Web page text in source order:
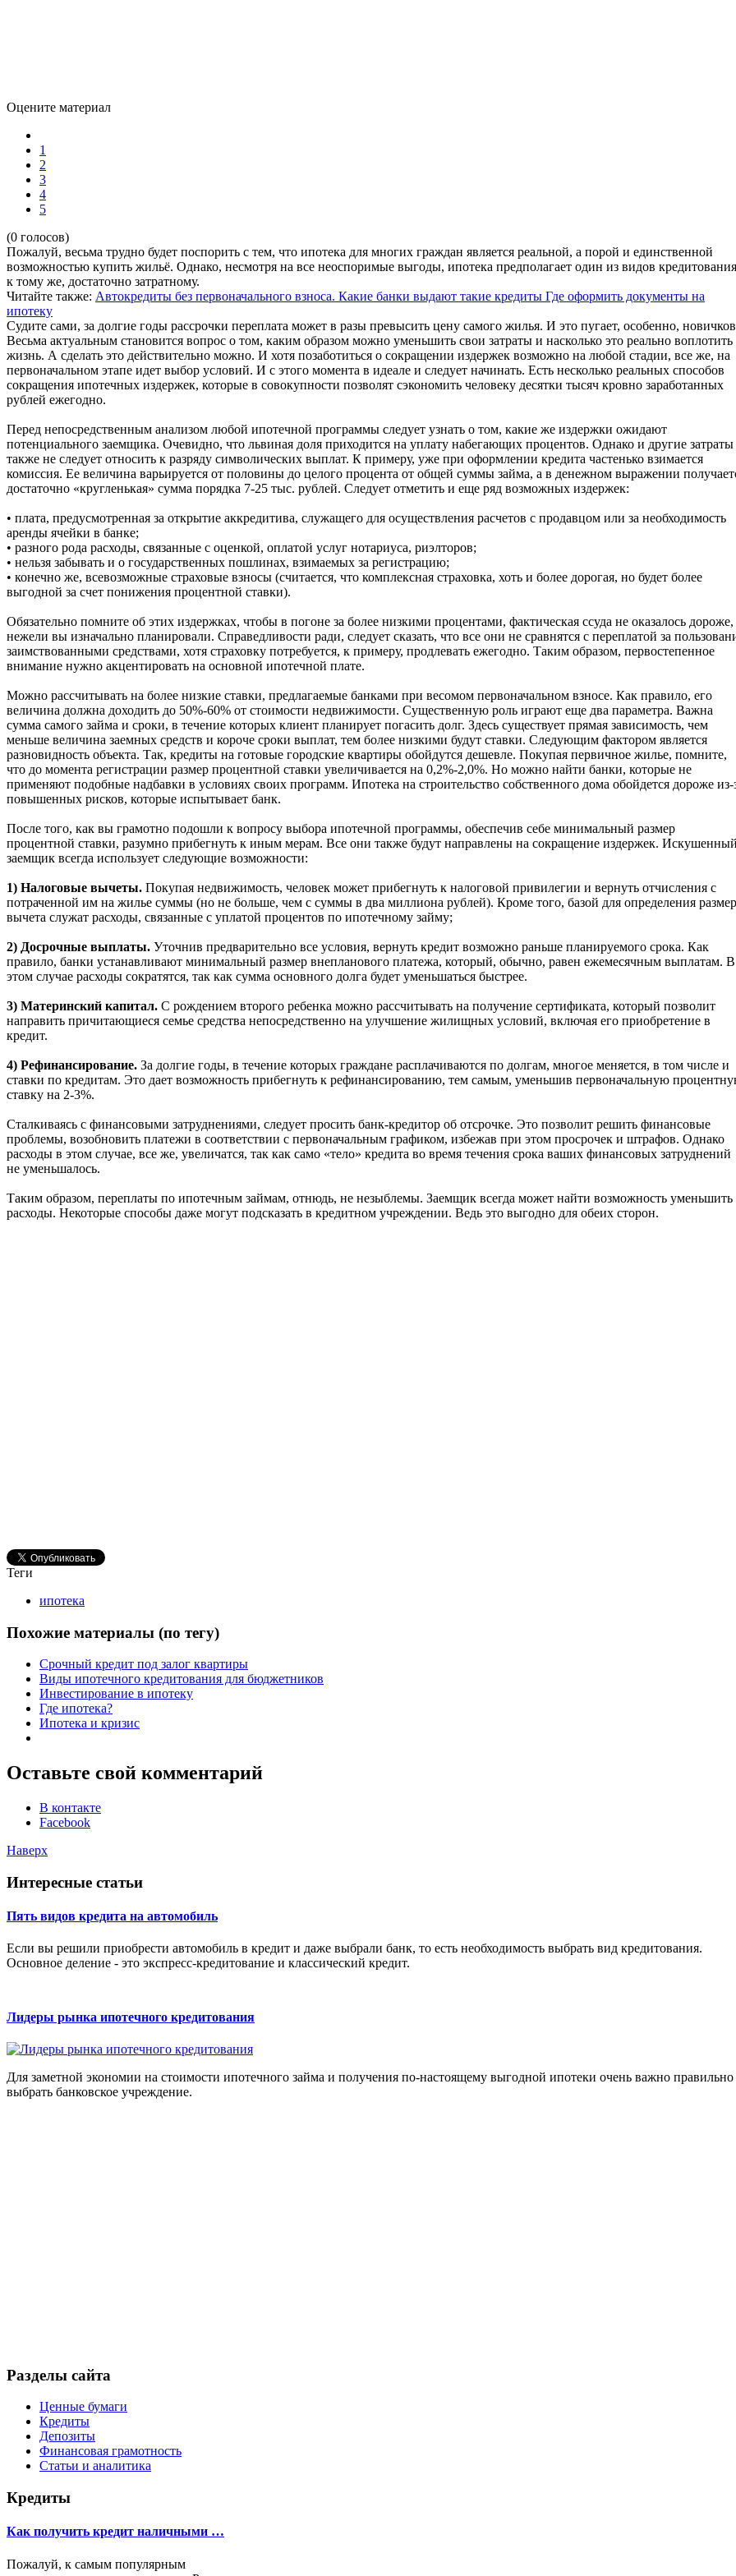
Оцените материал
1
2
3
4
5
(0 голосов)
Пожалуй, весьма трудно будет поспорить с тем, что ипотека для многих граждан является реальной, а порой и единственной
возможностью купить жильё. Однако, несмотря на все неоспоримые выгоды, ипотека предполагает один из видов
к тому же, достаточно затратному.
Читайте также: Автокредиты без первоначального взноса. Какие банки выдают такие кредиты Где оформить документы на
ипотеку
Судите сами, за долгие годы рассрочки переплата может в разы превысить цену самого жилья. И это пугает, особенно,
Весьма актуальным становится вопрос о том, каким образом можно уменьшить свои затраты и насколько это реально воплотить
жизнь. А сделать это действительно можно. И хотя позаботиться о сокращении издержек возможно на любой стадии, все же, на
первоначальном этапе идет выбор условий. И с этого момента в идеале и следует начинать. Есть несколько реальных способов
сокращения ипотечных издержек, которые в совокупности позволят сэкономить человеку десятки тысяч кровно заработанных
рублей ежегодно.
Перед непосредственным анализом любой ипотечной программы следует узнать о том, какие же издержки ожидают
потенциального заемщика. Очевидно, что львиная доля приходится на уплату набегающих процентов. Однако и другие затраты
также не следует относить к разряду символических выплат. К примеру, уже при оформлении кредита частенько взимается
комиссия. Ее величина варьируется от половины до целого процента от общей суммы займа, а в денежном выражении
достаточно «кругленькая» сумма порядка 7-25 тыс. рублей. Следует отметить и еще ряд возможных издержек:
• плата, предусмотренная за открытие аккредитива, служащего для осуществления расчетов с продавцом или за необходимость
аренды ячейки в банке;
• разного рода расходы, связанные с оценкой, оплатой услуг нотариуса, риэлторов;
• нельзя забывать и о государственных пошлинах, взимаемых за регистрацию;
• конечно же, всевозможные страховые взносы (считается, что комплексная страховка, хоть и более дорогая, но будет более
выгодной за счет понижения процентной ставки).
Обязательно помните об этих издержках, чтобы в погоне за более низкими процентами, фактическая ссуда не оказалось дороже,
нежели вы изначально планировали. Справедливости ради, следует сказать, что все они не сравнятся с переплатой за
заимствованными средствами, хотя страховку потребуется, к примеру, продлевать ежегодно. Таким образом, первостепенное
внимание нужно акцентировать на основной ипотечной плате.
Можно рассчитывать на более низкие ставки, предлагаемые банками при весомом первоначальном взносе. Как правило, его
величина должна доходить до 50%-60% от стоимости недвижимости. Существенную роль играют еще два параметра. Важна
сумма самого займа и сроки, в течение которых клиент планирует погасить долг. Здесь существует прямая зависимость, чем
меньше величина заемных средств и короче сроки выплат, тем более низкими будут ставки. Следующим фактором является
разновидность объекта. Так, кредиты на готовые городские квартиры обойдутся дешевле. Покупая первичное жилье, помните,
что до момента регистрации размер процентной ставки увеличивается на 0,2%-2,0%. Но можно найти банки, которые не
применяют подобные надбавки в условиях своих программ. Ипотека на строительство собственного дома обойдется дороже из-
повышенных рисков, которые испытывает банк.
После того, как вы грамотно подошли к вопросу выбора ипотечной программы, обеспечив себе минимальный размер
процентной ставки, разумно прибегнуть к иным мерам. Все они также будут направлены на сокращение издержек. Искушенный
заемщик всегда использует следующие возможности:
1) Налоговые вычеты. Покупая недвижимость, человек может прибегнуть к налоговой привилегии и вернуть отчисления с
потраченной им на жилье суммы (но не больше, чем с суммы в два миллиона рублей). Кроме того, базой для определения
вычета служат расходы, связанные с уплатой процентов по ипотечному займу;
2) Досрочные выплаты. Уточнив предварительно все условия, вернуть кредит возможно раньше планируемого срока. Как
правило, банки устанавливают минимальный размер внепланового платежа, который, обычно, равен ежемесячным выплатам. В
этом случае расходы сократятся, так как сумма основного долга будет уменьшаться быстрее.
3) Материнский капитал. С рождением второго ребенка можно рассчитывать на получение сертификата, который позволит
направить причитающиеся семье средства непосредственно на улучшение жилищных условий, включая его приобретение в
кредит.
4) Рефинансирование. За долгие годы, в течение которых граждане расплачиваются по долгам, многое меняется, в том числе и
ставки по кредитам. Это дает возможность прибегнуть к рефинансированию, тем самым, уменьшив первоначальную
ставку на 2-3%.
Сталкиваясь с финансовыми затруднениями, следует просить банк-кредитор об отсрочке. Это позволит решить финансовые
проблемы, возобновить платежи в соответствии с первоначальным графиком, избежав при этом просрочек и штрафов. Однако
расходы в этом случае, все же, увеличатся, так как само «тело» кредита во время течения срока ваших финансовых затруднений
не уменьшалось.
Таким образом, переплаты по ипотечным займам, отнюдь, не незыблемы. Заемщик всегда может найти возможность уменьшить
расходы. Некоторые способы даже могут подсказать в кредитном учреждении. Ведь это выгодно для обеих сторон.
Теги
ипотека
Похожие материалы (по тегу)
Срочный кредит под залог квартиры
Виды ипотечного кредитования для бюджетников
Инвестирование в ипотеку
Где ипотека?
Ипотека и кризис
Оставьте свой комментарий
В контакте
Facebook
Наверх
Интересные статьи
Пять видов кредита на автомобиль
Если вы решили приобрести автомобиль в кредит и даже выбрали банк, то есть необходимость выбрать вид кредитования.
Основное деление - это экспресс-кредитование и классический кредит.
Лидеры рынка ипотечного кредитования
Для заметной экономии на стоимости ипотечного займа и получения по-настоящему выгодной ипотеки очень важно правильно
выбрать банковское учреждение.
Разделы сайта
Ценные бумаги
Кредиты
Депозиты
Финансовая грамотность
Статьи и аналитика
Кредиты
Как получить кредит наличными …
Пожалуй, к самым популярным